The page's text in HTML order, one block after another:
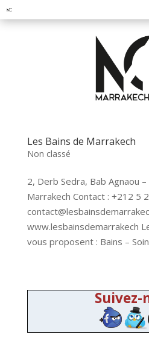
Les Bains de Marrakech
Non classé
2, Derb Sedra, Bab Agnaou
Marrakech Contact : +212 5
www.lesbainsdemarrakech
vous proposent : Bains –
Suivez-